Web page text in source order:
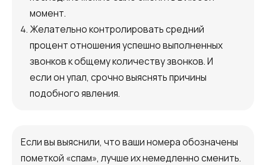
момент.
Желательно контролировать средний
процент отношения успешно выполненных
звонков к общему количеству звонков. И
если он упал, срочно выяснять причины
подобного явления.
Если вы выяснили, что ваши номера обозначены
пометкой «спам», лучше их немедленно сменить.